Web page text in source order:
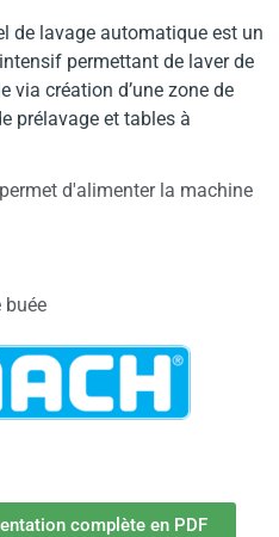
de lavage automatique est un
permettant de laver de
via création d’une zone de
prélavage et tables à
d'alimenter la machine
complète en PDF